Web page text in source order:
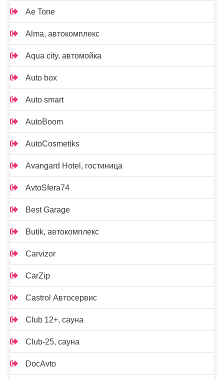
Ae Tone
Alma, автокомплекс
Aqua city, автомойка
Auto box
Auto smart
AutoBoom
AutoCosmetiks
Avangard Hotel, гостиница
AvtoSfera74
Best Garage
Butik, автокомплекс
Carvizor
CarZip
Castrol Автосервис
Club 12+, сауна
Club-25, сауна
DocAvto